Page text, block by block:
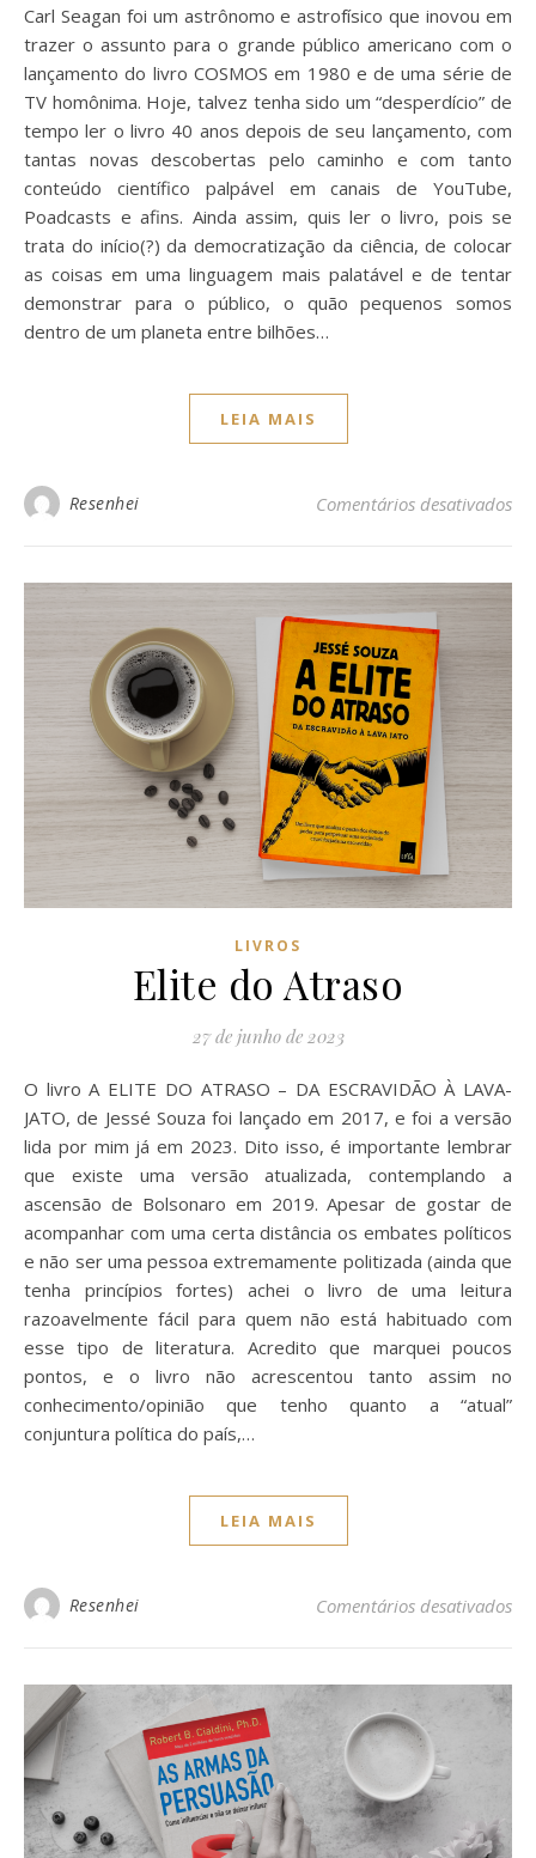
Carl Seagan foi um astrônomo e astrofísico que inovou em
trazer o assunto para o grande público americano com o
lançamento do livro COSMOS em 1980 e de uma série de
TV homônima. Hoje, talvez tenha sido um “desperdício” de
tempo ler o livro 40 anos depois de seu lançamento, com
tantas novas descobertas pelo caminho e com tanto
conteúdo científico palpável em canais de YouTube,
Poadcasts e afins. Ainda assim, quis ler o livro, pois se
trata do início(?) da democratização da ciência, de colocar
as coisas em uma linguagem mais palatável e de tentar
demonstrar para o público, o quão pequenos somos
dentro de um planeta entre bilhões…
LEIA MAIS
Resenhei Comentários desativados
LIVROS
Elite do Atraso
27 de junho de 2023
O livro A ELITE DO ATRASO – DA ESCRAVIDÃO À LAVA-
JATO, de Jessé Souza foi lançado em 2017, e foi a versão
lida por mim já em 2023. Dito isso, é importante lembrar
que existe uma versão atualizada, contemplando a
ascensão de Bolsonaro em 2019. Apesar de gostar de
acompanhar com uma certa distância os embates políticos
e não ser uma pessoa extremamente politizada (ainda que
tenha princípios fortes) achei o livro de uma leitura
razoavelmente fácil para quem não está habituado com
esse tipo de literatura. Acredito que marquei poucos
pontos, e o livro não acrescentou tanto assim no
conhecimento/opinião que tenho quanto a “atual”
conjuntura política do país,…
LEIA MAIS
Resenhei Comentários desativados